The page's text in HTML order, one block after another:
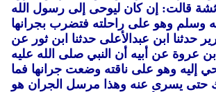
قالت: إن كان ليوحى إلى رسول الله
وسلم وهو على راحلته فتضرب بجرانها
حدثنا ابن عبدالأعلى حدثنا ابن ثور عن
عروة عن أبيه أن النبي صلى الله عليه
إليه وهو على ناقته وضعت جرانها فما
حتى يسرى عنه وهذا مرسل الجران هو